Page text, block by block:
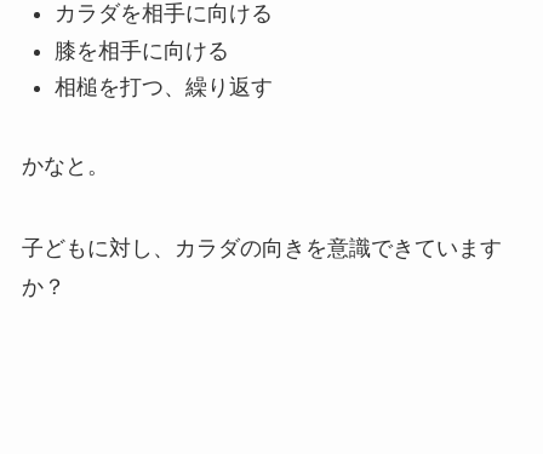
カラダを相手に向ける
膝を相手に向ける
相槌を打つ、繰り返す
かなと。
子どもに対し、カラダの向きを意識できています
か？